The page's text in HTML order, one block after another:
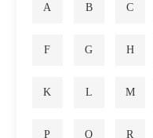
A B C
F G H
K L M
P Q R